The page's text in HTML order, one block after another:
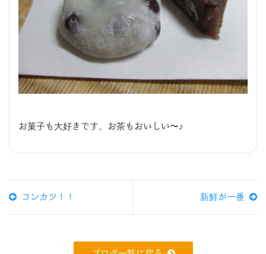
お菓子も大好きです。お茶もおいしい〜♪
コンカツ！！ 新鮮が一番